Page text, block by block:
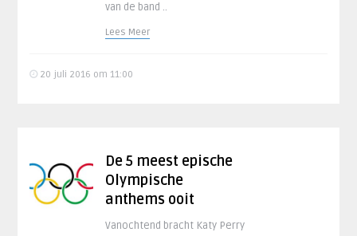
van de band ..
Lees Meer
20 juli 2016 om 11:00
De 5 meest epische
Olympische
anthems ooit
Vanochtend bracht Katy Perry